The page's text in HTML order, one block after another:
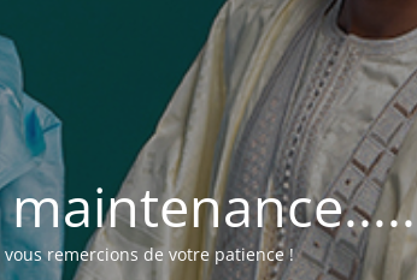
remercions de votre patience !